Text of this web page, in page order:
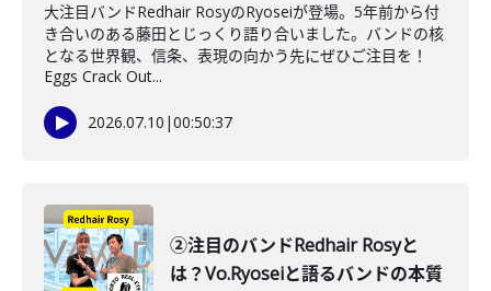
大注目バンドRedhair RosyのRyoseiが登場。5年前から付
き合いのある藤田とじっくり語り合いました。バンドの核
となる世界観、信条、表現の向かう先にぜひご注目を！
Eggs Crack Out...
2026.07.10 |00:50:37
②注目のバンドRedhair Rosyと
は？Vo.Ryoseiと語るバンドの本質